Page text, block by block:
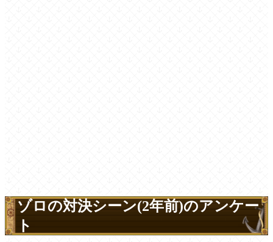
ゾロの対決シーン(2年前)のアンケー
ト